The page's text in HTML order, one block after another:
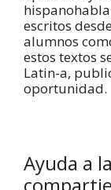
escritos
alumnos
estos textos
Latin-a,
oportunidad.
Ayuda a